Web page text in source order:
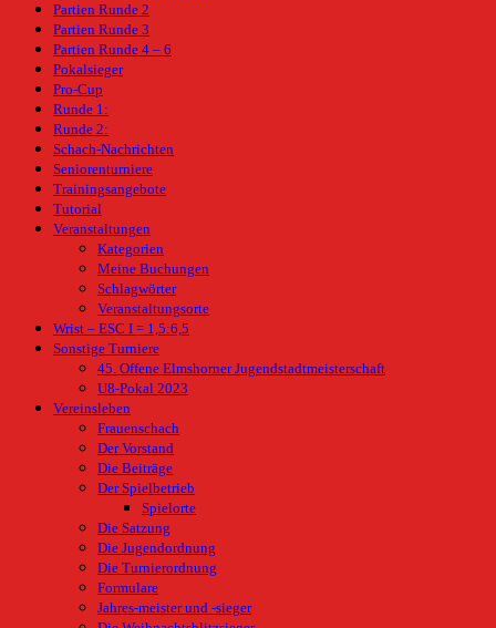
Partien Runde 2
Partien Runde 3
Partien Runde 4 – 6
Pokalsieger
Pro-Cup
Runde 1:
Runde 2:
Schach-Nachrichten
Seniorenturniere
Trainingsangebote
Tutorial
Veranstaltungen
Kategorien
Meine Buchungen
Schlagwörter
Veranstaltungsorte
Wrist – ESC I = 1,5:6,5
Sonstige Turniere
45. Offene Elmshorner Jugendstadtmeisterschaft
U8-Pokal 2023
Vereinsleben
Frauenschach
Der Vorstand
Die Beiträge
Der Spielbetrieb
Spielorte
Die Satzung
Die Jugendordnung
Die Turnierordnung
Formulare
Jahres-meister und -sieger